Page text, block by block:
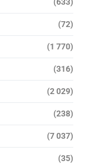
(72)
(1 770)
(316)
(2 029)
(238)
(7 037)
(35)